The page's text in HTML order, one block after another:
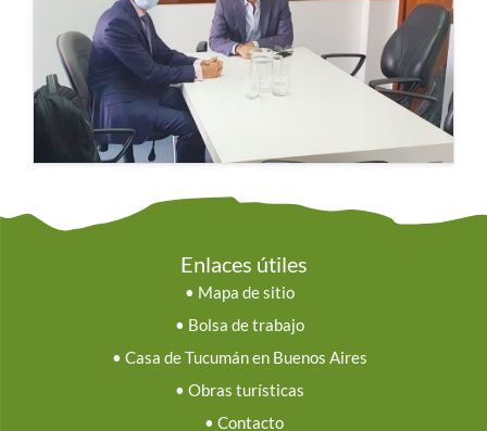
Enlaces útiles
• Mapa de sitio
• Bolsa de trabajo
• Casa de Tucumán en Buenos Aires
• Obras turísticas
• Contacto